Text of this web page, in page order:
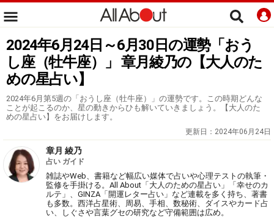
2024年6月24日～6月30日の運勢「おう
し座（牡牛座）」 章月綾乃の【大人のた
めの星占い】
2024年6月第5週の「おうし座（牡牛座）」の運勢です。この時期どんな
ことが起こるのか、星の動きからひも解いていきましょう。【大人のた
めの星占い】をお届けします。
更新日： 2024年06月24日
章月 綾乃
占い ガイド
雑誌やWeb、書籍など幅広い媒体で占いや心理テストの執筆・
監修を手掛ける。All About「大人のための星占い」「幸せのカ
ルテ」、GINZA「開運レター占い」など連載を多く持ち、著書
も多数。西洋占星術、周易、手相、数秘術、ダイスやカード占
い、しぐさや言葉グセの研究など守備範囲は広め。